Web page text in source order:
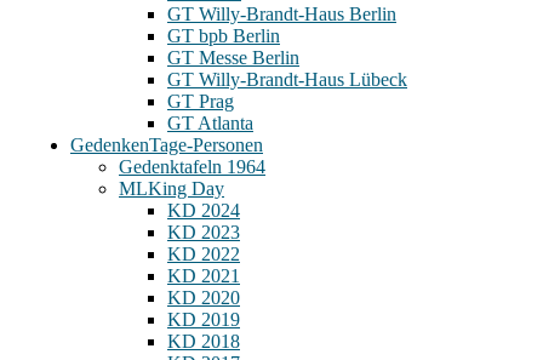
GT Willy-Brandt-Haus Berlin
GT bpb Berlin
GT Messe Berlin
GT Willy-Brandt-Haus Lübeck
GT Prag
GT Atlanta
GedenkenTage-Personen
Gedenktafeln 1964
MLKing Day
KD 2024
KD 2023
KD 2022
KD 2021
KD 2020
KD 2019
KD 2018